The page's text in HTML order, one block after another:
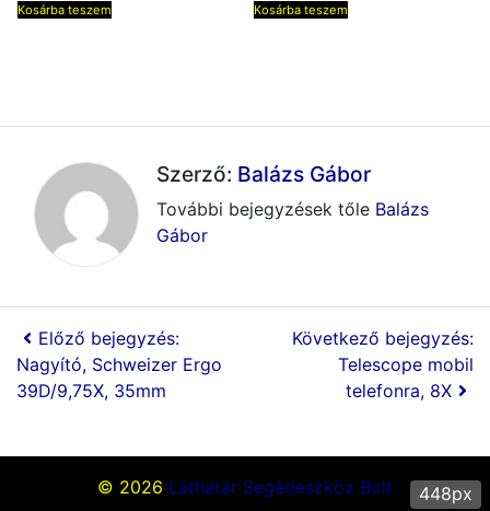
Kosárba teszem Kosárba teszem
Szerző: Balázs Gábor
További bejegyzések tőle Balázs
Gábor
Előző bejegyzés:
Nagyító, Schweizer Ergo
39D/9,75X, 35mm
Következő bejegyzés:
Telescope mobil
telefonra, 8X
© 2026 Láthatár Segédeszköz Bolt 448px